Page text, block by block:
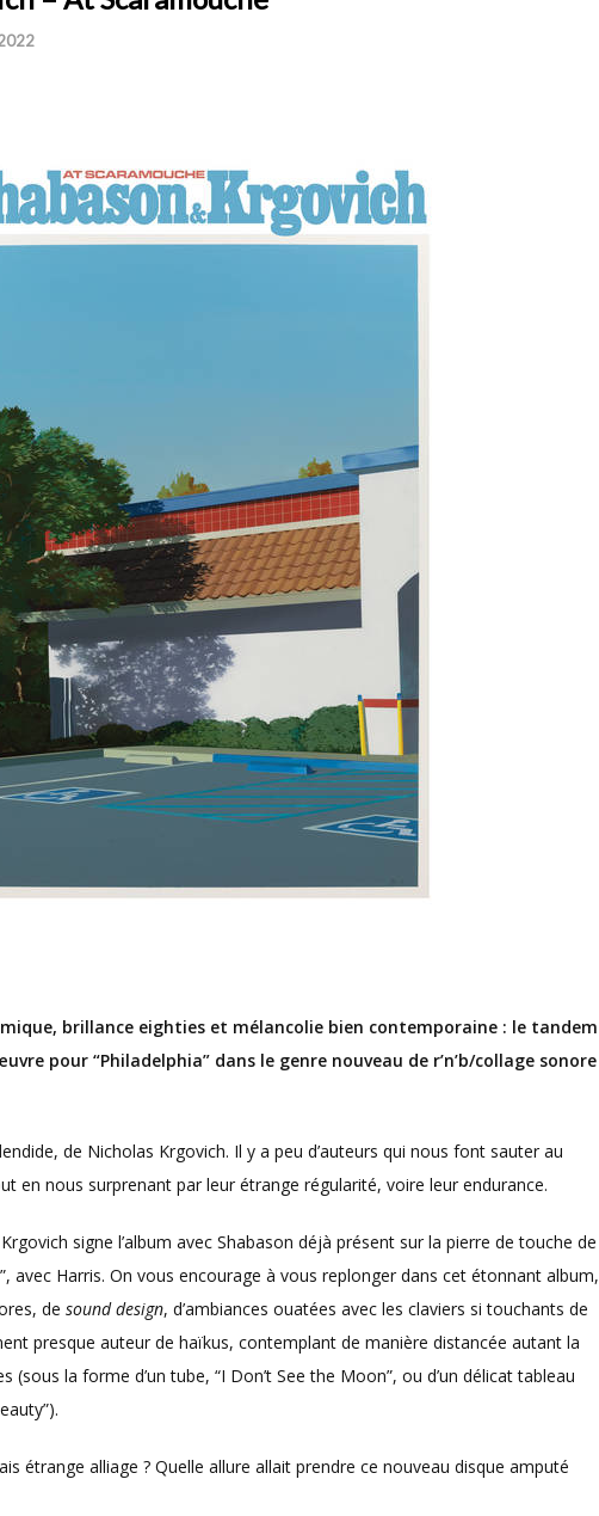
brillance eighties et mélancolie bien contemporaine : le tandem
pour “Philadelphia” dans le genre nouveau de r’n’b/collage sonore
de Nicholas Krgovich. Il y a peu d’auteurs qui nous font sauter au
en nous surprenant par leur étrange régularité, voire leur endurance.
signe l’album avec Shabason déjà présent sur la pierre de touche de
”, avec Harris. On vous encourage à vous replonger dans cet étonnant album,
de sound design, d’ambiances ouatées avec les claviers si touchants de
presque auteur de haïkus, contemplant de manière distancée autant la
(sous la forme d’un tube, “I Don’t See the Moon”, ou d’un délicat tableau
étrange alliage ? Quelle allure allait prendre ce nouveau disque amputé